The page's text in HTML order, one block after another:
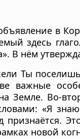
в
здесь
В нём
Ты
важные
Земле. Во-
«Я
признаётся.
новой